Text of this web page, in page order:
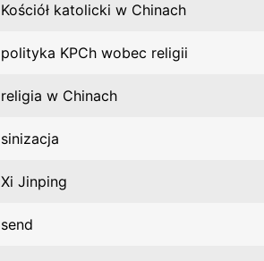
Kościół katolicki w Chinach
polityka KPCh wobec religii
religia w Chinach
sinizacja
Xi Jinping
send